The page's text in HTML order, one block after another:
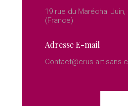
19 rue du Maréchal Juin,
(France)
Adresse E-mail
Contact@crus-